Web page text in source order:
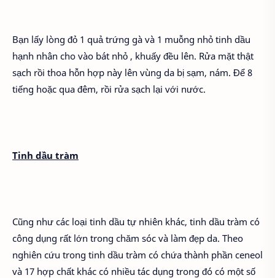
Bạn lấy lòng đỏ 1 quả trứng gà và 1 muỗng nhỏ tinh dầu
hạnh nhân cho vào bát nhỏ , khuấy đều lên. Rửa mặt thật
sạch rồi thoa hỗn hợp này lên vùng da bị sạm, nám. Để 8
tiếng hoặc qua đêm, rồi rửa sạch lại với nước.
Tinh dầu tràm
Cũng như các loại tinh dầu tự nhiên khác, tinh dầu tràm có
công dụng rất lớn trong chăm sóc và làm đẹp da. Theo
nghiên cứu trong tinh dầu tràm có chứa thành phần ceneol
và 17 hợp chất khác có nhiều tác dụng trong đó có một số